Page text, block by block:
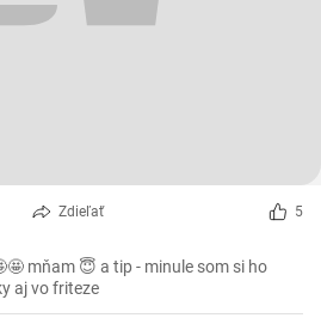
Zdieľať 5
mňam 😇 a tip - minule som si ho
aj vo friteze